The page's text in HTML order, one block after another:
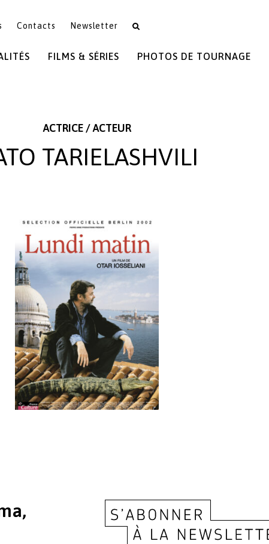
Contacts Newsletter
FILMS & SÉRIES PHOTOS DE TOURNAGE
ACTRICE / ACTEUR
TARIELASHVILI